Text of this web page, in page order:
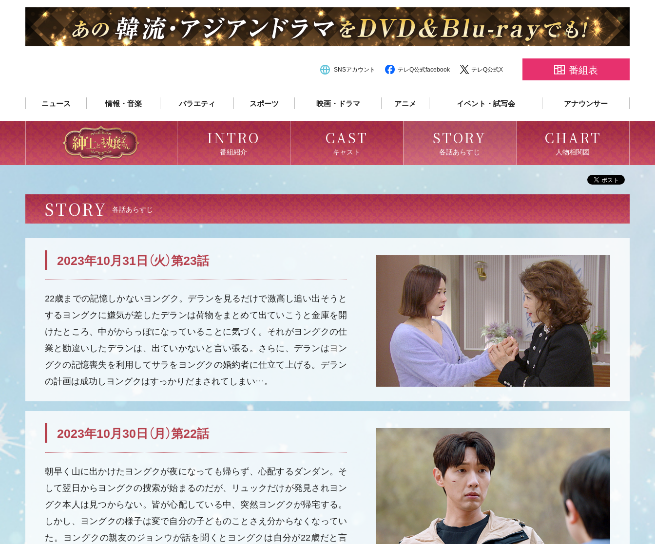
SNSアカウント テレQ公式facebook テレQ公式X 番組表
ニュース 情報・音楽 バラエティ スポーツ 映画・ドラマ アニメ イベント・試写会 アナウンサー
INTRO
番組紹介
CAST
キャスト
STORY
各話あらすじ
CHART
人物相関図
STORY 各話あらすじ
2023年10月31日（火）第23話
22歳までの記憶しかないヨングク。デランを見るだけで激高し追い出そうと
するヨングクに嫌気が差したデランは荷物をまとめて出ていこうと金庫を開
けたところ、中がからっぽになっていることに気づく。それがヨングクの仕
業と勘違いしたデランは、出ていかないと言い張る。さらに、デランはヨン
グクの記憶喪失を利用してサラをヨングクの婚約者に仕立て上げる。デラン
の計画は成功しヨングクはすっかりだまされてしまい…。
2023年10月30日（月）第22話
朝早く山に出かけたヨングクが夜になっても帰らず、心配するダンダン。そ
して翌日からヨングクの捜索が始まるのだが、リュックだけが発見されヨン
グク本人は見つからない。皆が心配している中、突然ヨングクが帰宅する。
しかし、ヨングクの様子は変で自分の子どものことさえ分からなくなってい
た。ヨングクの親友のジョンウが話を聞くとヨングクは自分が22歳だと言